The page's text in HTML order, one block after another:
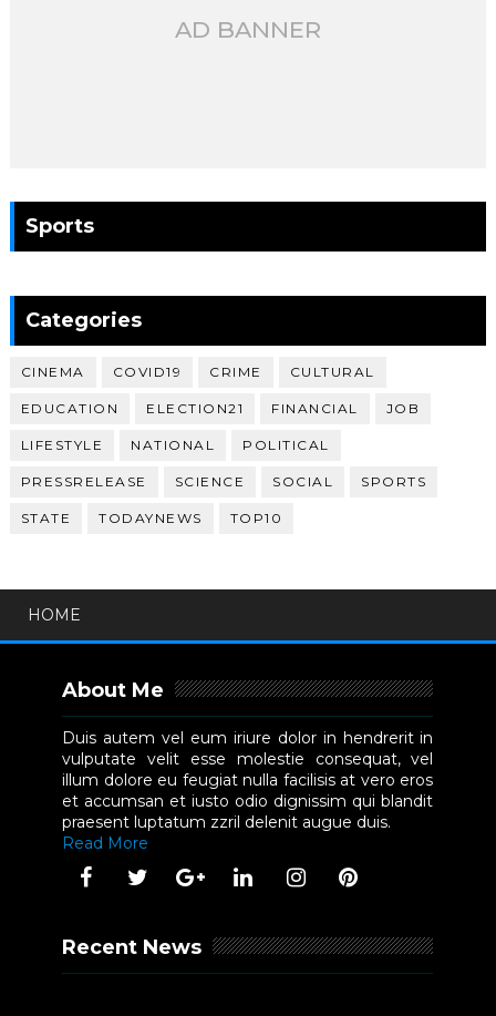
AD BANNER
Sports
Categories
CINEMA COVID19 CRIME CULTURAL
EDUCATION ELECTION21 FINANCIAL JOB
LIFESTYLE NATIONAL POLITICAL
PRESSRELEASE SCIENCE SOCIAL SPORTS
STATE TODAYNEWS TOP10
HOME
About Me
Duis autem vel eum iriure dolor in hendrerit in
vulputate velit esse molestie consequat, vel
illum dolore eu feugiat nulla facilisis at vero eros
et accumsan et iusto odio dignissim qui blandit
praesent luptatum zzril delenit augue duis.
Read More
Recent News